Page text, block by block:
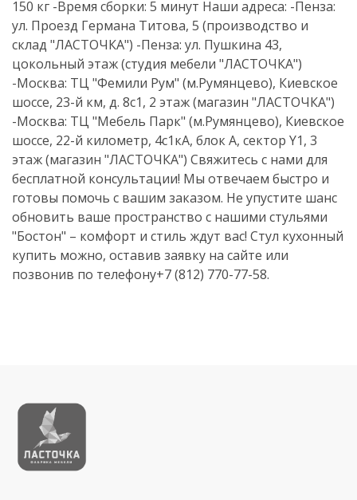
150 кг -Время сборки: 5 минут Наши адреса: -Пенза:
ул. Проезд Германа Титова, 5 (производство и
склад "ЛАСТОЧКА") -Пенза: ул. Пушкина 43,
цокольный этаж (студия мебели "ЛАСТОЧКА")
-Москва: ТЦ "Фемили Рум" (м.Румянцево), Киевское
шоссе, 23-й км, д. 8с1, 2 этаж (магазин "ЛАСТОЧКА")
-Москва: ТЦ "Мебель Парк" (м.Румянцево), Киевское
шоссе, 22-й километр, 4с1кА, блок А, сектор Y1, 3
этаж (магазин "ЛАСТОЧКА") Свяжитесь с нами для
бесплатной консультации! Мы отвечаем быстро и
готовы помочь с вашим заказом. Не упустите шанс
обновить ваше пространство с нашими стульями
"Бостон" – комфорт и стиль ждут вас! Стул кухонный
купить можно, оставив заявку на сайте или
позвонив по телефону+7 (812) 770-77-58.